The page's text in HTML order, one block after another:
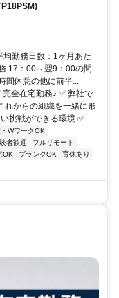
勤務日数：1ヶ月あた
17：00～翌9：00の間
間休憩の他に前半...
全在宅勤務♪ ✅ 弊社で
れからの組織を一緒に形
挑戦ができる環境 ✅...
WワークOK
者歓迎
フルリモート
OK ブランクOK
育休あり